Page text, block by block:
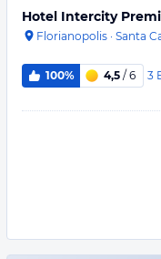
Hotel Intercity
Florianopolis · Santa
100% 4,5 / 6 3